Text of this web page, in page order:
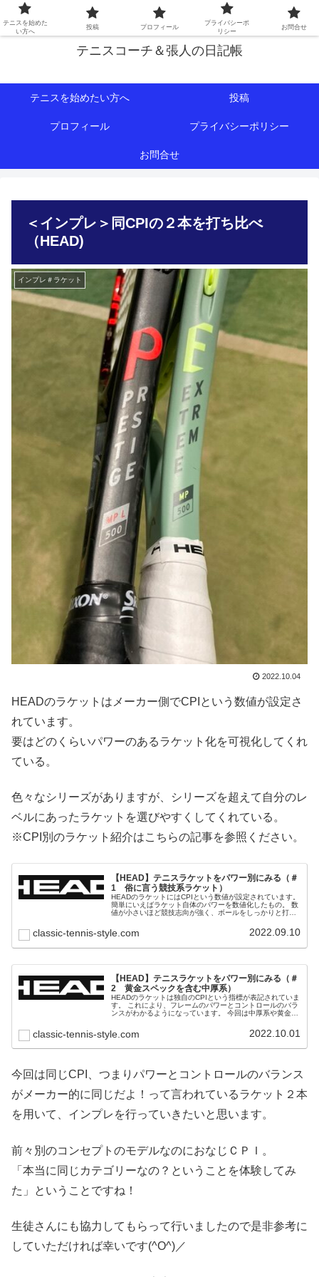
初心者∼中級者向けの情報を中心にテニスライフをサポート！
テニスコーチ＆張人の日記帳
テニスを始めたい方へ 投稿
プロフィール プライバシーポリシー
お問合せ
＜インプレ＞同CPIの２本を打ち比べ
（HEAD)
インプレ＃ラケット
2022.10.04
HEADのラケットはメーカー側でCPIという数値が設定さ
れています。
要はどのくらいパワーのあるラケット化を可視化してくれ
ている。
色々なシリーズがありますが、シリーズを超えて自分のレ
ベルにあったラケットを選びやすくしてくれている。
※CPI別のラケット紹介はこちらの記事を参照ください。
【HEAD】テニスラケットをパワー別にみる（＃
1 俗に言う競技系ラケット）
HEADのラケットにはCPIという数値が設定されています。
簡単にいえばラケット自体のパワーを数値化したもの。 数
値が小さいほど競技志向が強く、ボールをしっかりと打た
ラケットから競技志向が強いラケットを中心に確認してい
きます。
classic-tennis-style.com 2022.09.10
【HEAD】テニスラケットをパワー別にみる（＃
2 黄金スペックを含む中厚系）
HEADのラケットは独自のCPIという指標が表記されていま
す。 これにより、フレームのパワーとコントロールのバラ
ンスがわかるようになっています。 今回は中厚系や黄金ス
紹介していきます。
classic-tennis-style.com 2022.10.01
今回は同じCPI、つまりパワーとコントロールのバランス
がメーカー的に同じだよ！って言われているラケット２本
を用いて、インプレを行っていきたいと思います。
前々別のコンセプトのモデルなのにおなじＣＰＩ。
「本当に同じカテゴリーなの？ということを体験してみ
た」ということですね！
生徒さんにも協力してもらって行いましたので是非参考に
していただければ幸いです(^O^)／
テニスを始めた
い方へ
投稿 プロフィール
プライバシーポ
リシー
お問合せ